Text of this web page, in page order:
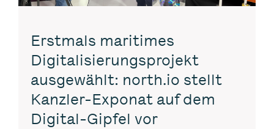
Erstmals maritimes
Digitalisierungsprojekt
ausgewählt: north.io stellt
Kanzler-Exponat auf dem
Digital-Gipfel vor